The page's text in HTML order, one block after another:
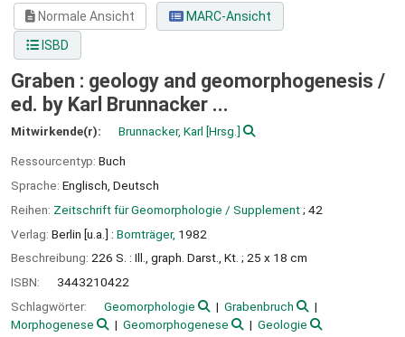
Normale Ansicht
MARC-Ansicht
ISBD
Graben : geology and geomorphogenesis /
ed. by Karl Brunnacker ...
Mitwirkende(r): Brunnacker, Karl [Hrsg.]
Ressourcentyp: Buch
Sprache: Englisch Deutsch
Reihen: Zeitschrift für Geomorphologie / Supplement; 42
Verlag: Berlin [u.a.] : Bornträger, 1982
Beschreibung: 226 S. : Ill., graph. Darst., Kt. ; 25 x 18 cm
ISBN:
3443210422
Schlagwörter:
Geomorphologie
Grabenbruch
Morphogenese
Geomorphogenese
Geologie